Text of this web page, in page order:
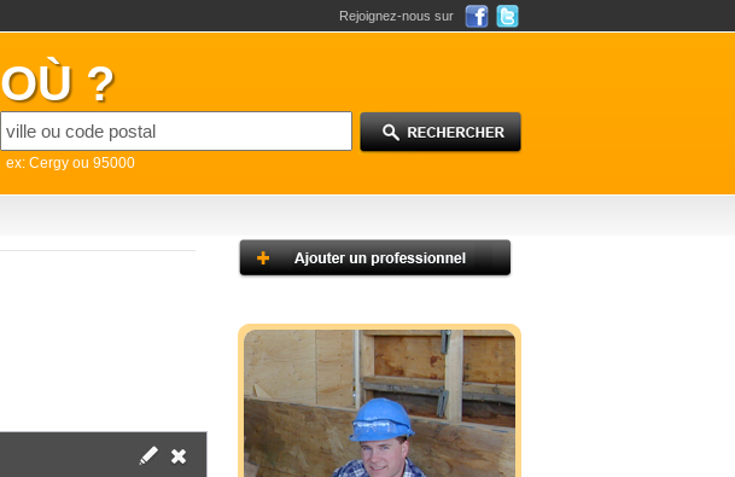
Rejoignez-nous sur
OÙ ?
ex: Cergy ou 95000